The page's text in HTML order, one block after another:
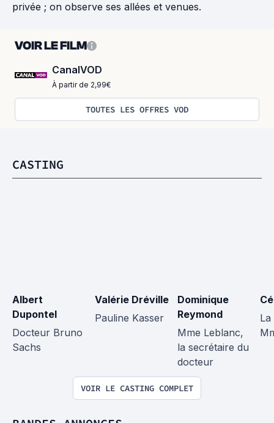
privée ; on observe ses allées et venues.
VOIR LE FILM
CanalVOD
À partir de 2,99€
TOUTES LES OFFRES VOD
CASTING
Albert
Dupontel
Docteur Bruno
Sachs
Valérie Dréville
Pauline Kasser
Dominique
Reymond
Mme Leblanc,
la secrétaire du
docteur
VOIR LE CASTING COMPLET